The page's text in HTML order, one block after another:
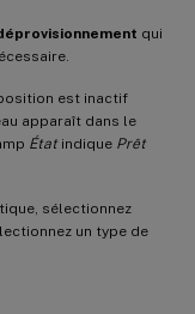
qui
est inactif
apparaît dans le
Étatindique Prêt
sélectionnez
un type de